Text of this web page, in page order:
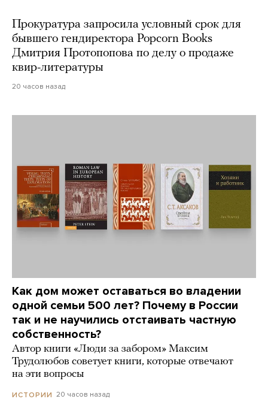
Прокуратура запросила условный срок для
бывшего гендиректора Popcorn Books
Дмитрия Протопопова по делу о продаже
квир-литературы
20 часов назад
Как дом может оставаться во владении
одной семьи 500 лет? Почему в России
так и не научились отстаивать частную
собственность?
Автор книги «Люди за забором» Максим
Трудолюбов советует книги, которые отвечают
на эти вопросы
ИСТОРИИ 20 часов назад